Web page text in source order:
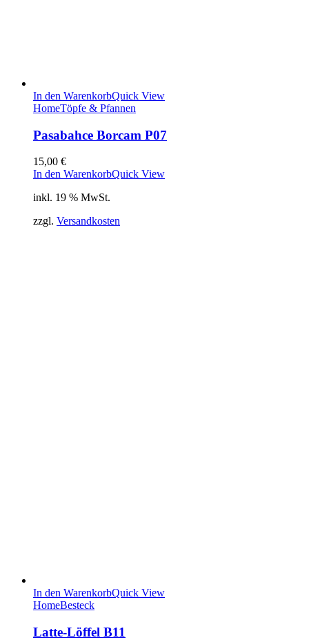
In den WarenkorbQuick View
HomeTöpfe & Pfannen
Pasabahce Borcam P07
15,00 €
In den WarenkorbQuick View
inkl. 19 % MwSt.
zzgl. Versandkosten
In den WarenkorbQuick View
HomeBesteck
Latte-Löffel B11